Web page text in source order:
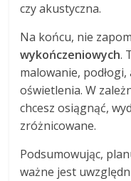
czy akustyczna.
Na końcu, nie
wykończeniowych.
malowanie,
oświetlenia. W
chcesz osiągnąć,
zróżnicowane.
Podsumowując,
ważne jest